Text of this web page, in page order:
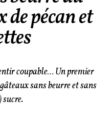
pécan et
coupable… Un premier
sans beurre et sans